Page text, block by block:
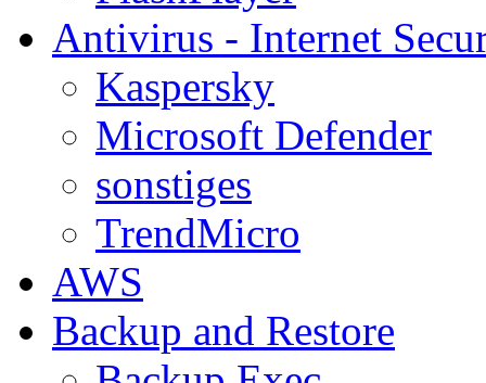
Antivirus - Internet
Kaspersky
Microsoft Defender
sonstiges
TrendMicro
AWS
Backup and Restore